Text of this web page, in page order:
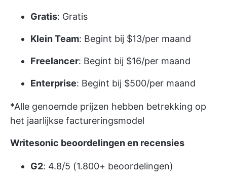
Gratis: Gratis
Klein Team: Begint bij $13/per maand
Freelancer: Begint bij $16/per maand
Enterprise: Begint bij $500/per maand
*Alle genoemde prijzen hebben betrekking op
het jaarlijkse factureringsmodel
Writesonic beoordelingen en recensies
G2: 4.8/5 (1.800+ beoordelingen)